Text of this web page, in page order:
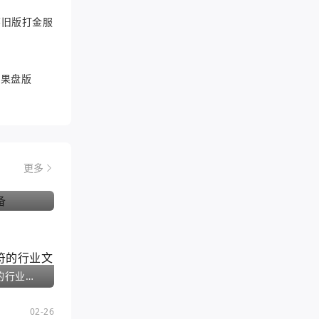
版打金服
盘版
更多
神武手游夫妻护符的行业文章
02-26